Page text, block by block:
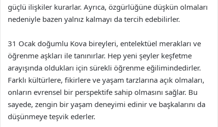
güçlü ilişkiler kurarlar. Ayrıca, özgürlüğüne düşkün olmaları
nedeniyle bazen yalnız kalmayı da tercih edebilirler.
31 Ocak doğumlu Kova bireyleri, entelektüel merakları ve
öğrenme aşkları ile tanınırlar. Hep yeni şeyler keşfetme
arayışında oldukları için sürekli öğrenme eğilimindedirler.
Farklı kültürlere, fikirlere ve yaşam tarzlarına açık olmaları,
onların evrensel bir perspektife sahip olmasını sağlar. Bu
sayede, zengin bir yaşam deneyimi edinir ve başkalarını da
düşünmeye teşvik ederler.